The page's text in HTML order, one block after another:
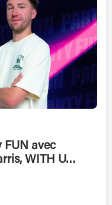
FUN avec
WITH U…